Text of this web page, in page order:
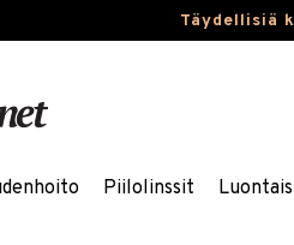
Täydellisiä
Piilolinssit